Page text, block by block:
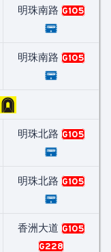
明珠南路 G105
明珠南路 G105
明珠北路 G105
明珠北路 G105
香洲大道 G105
G228